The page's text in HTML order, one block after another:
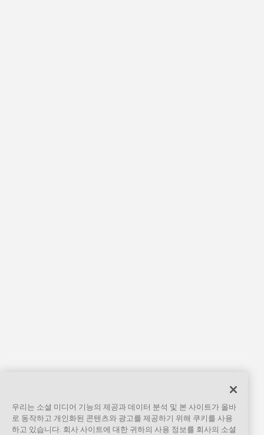
우리는 소셜 미디어 기능의 제공과 데이터 분석 및 본 사이트가 올바
로 동작하고 개인화된 콘텐츠와 광고를 제공하기 위해 쿠키를 사용
하고 있습니다. 회사 사이트에 대한 귀하의 사용 정보를 회사의 소셜